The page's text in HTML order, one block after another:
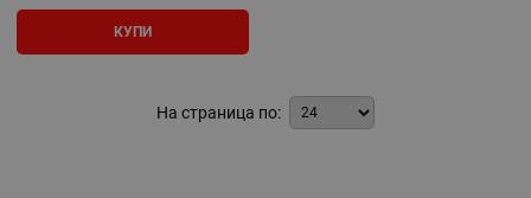
КУПИ
На страница по: